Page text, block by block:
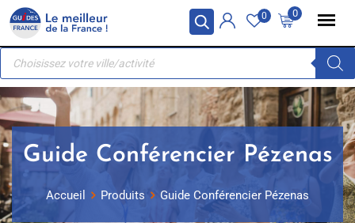
Panneau de gestion des cookies
Skip
content
0
0
Recherche
produits
Guide Conférencier Pézenas
Accueil Produits Guide Conférencier Pézenas